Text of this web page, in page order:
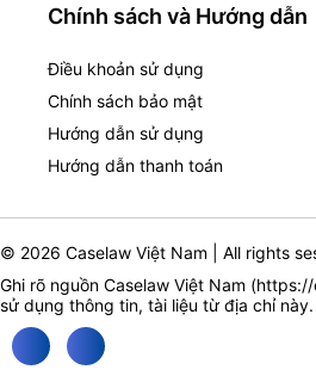
Chính sách và Hướng dẫn
Điều khoản sử dụng
Chính sách bảo mật
Hướng dẫn sử dụng
Hướng dẫn thanh toán
© 2026 Caselaw Việt Nam | All rights
Ghi rõ nguồn Caselaw Việt Nam (https://
sử dụng thông tin, tài liệu từ địa chỉ này.